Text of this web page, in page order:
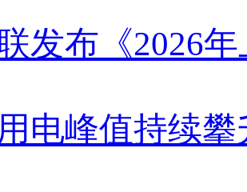
发布《2026
电峰值持续